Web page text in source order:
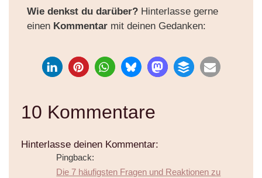
Wie denkst du darüber? Hinterlasse gerne
einen Kommentar mit deinen Gedanken:
Hinterlasse deinen Kommentar:
10 Kommentare
Pingback:
Die 7 häufigsten Fragen und Reaktionen zu